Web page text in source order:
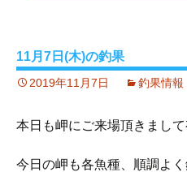
11月7日(木)の釣果
2019年11月7日 釣果情報
本日も岬にご来場頂きまして
今日の岬も各魚種、順調よ